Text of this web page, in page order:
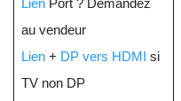
LienPort ? Demandez
au vendeur
Lien+ DP vers HDMI si
TV non DP